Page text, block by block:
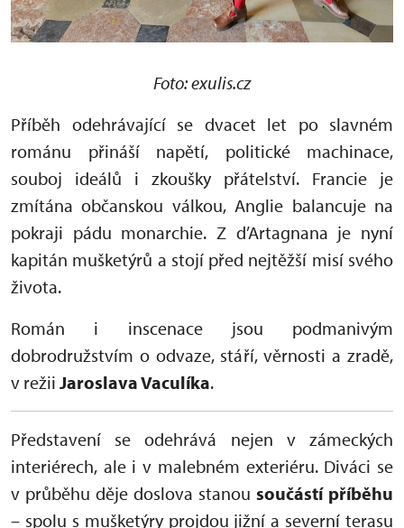
Foto: exulis.cz
Příběh odehrávající se dvacet let po slavném
románu přináší napětí, politické machinace,
souboj ideálů i zkoušky přátelství. Francie je
zmítána občanskou válkou, Anglie balancuje na
pokraji pádu monarchie. Z d’Artagnana je nyní
kapitán mušketýrů a stojí před nejtěžší misí svého
života.
Román i inscenace jsou podmanivým
dobrodružstvím o odvaze, stáří, věrnosti a zradě,
v režii Jaroslava Vaculíka.
Představení se odehrává nejen v zámeckých
interiérech, ale i v malebném exteriéru. Diváci se
v průběhu děje doslova stanou součástí příběhu
– spolu s mušketýry projdou jižní a severní terasu